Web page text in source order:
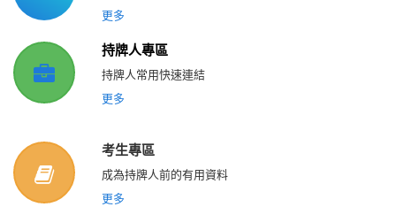
更多
持牌人專區
持牌人常用快速連結
更多
考生專區
成為持牌人前的有用資料
更多